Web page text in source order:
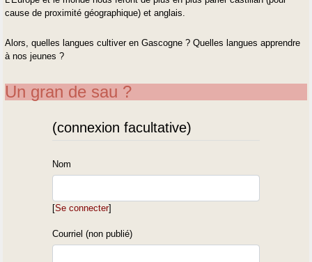
cause de proximité géographique) et anglais.
Alors, quelles langues cultiver en Gascogne ? Quelles langues apprendre
à nos jeunes ?
Un gran de sau ?
(connexion facultative)
Nom
[Se connecter]
Courriel (non publié)